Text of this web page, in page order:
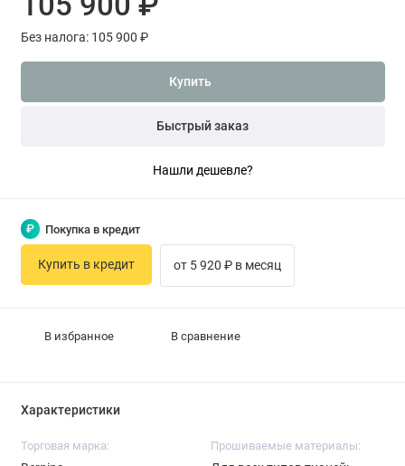
Без налога: 105 900 ₽
Купить
Быстрый заказ
Нашли дешевле?
В избранное В сравнение
₽ Покупка в кредит
Купить в кредит от 5 920 ₽ в месяц
Характеристики
Торговая марка: Прошиваемые материалы: